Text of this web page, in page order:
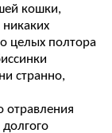
кошки,
целых полтора
странно,
отравления